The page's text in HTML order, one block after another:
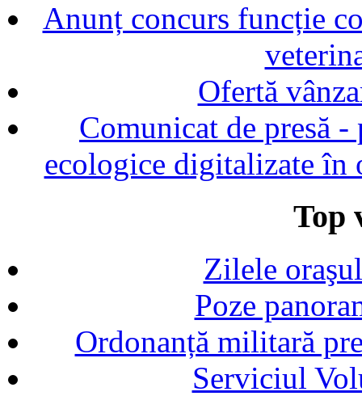
Anunț concurs funcție
Ofertă
Comunicat de presă
ecologice digitalizate în
Top
Zilele
Poze
Ordonanță militară
Serviciul